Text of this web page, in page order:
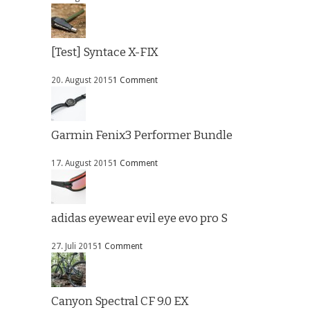
[Test] Syntace X-FIX
20. August 20151 Comment
Garmin Fenix3 Performer Bundle
17. August 20151 Comment
adidas eyewear evil eye evo pro S
27. Juli 20151 Comment
Canyon Spectral CF 9.0 EX